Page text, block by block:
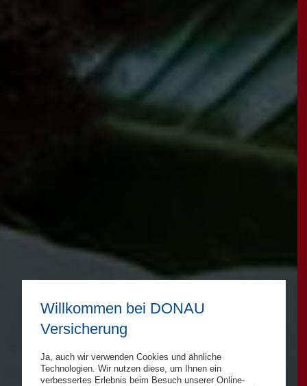
Willkommen bei DONAU
Versicherung
Ja, auch wir verwenden Cookies und ähnliche
Technologien. Wir nutzen diese, um Ihnen ein
verbessertes Erlebnis beim Besuch unserer Online-